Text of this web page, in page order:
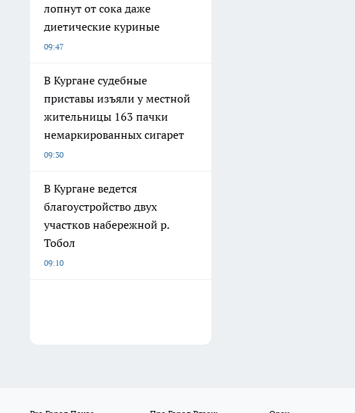
лопнут от сока даже
диетические куриные
09:47
В Кургане судебные
приставы изъяли у местной
жительницы 163 пачки
немаркированных сигарет
09:30
В Кургане ведется
благоустройство двух
участков набережной р.
Тобол
09:10